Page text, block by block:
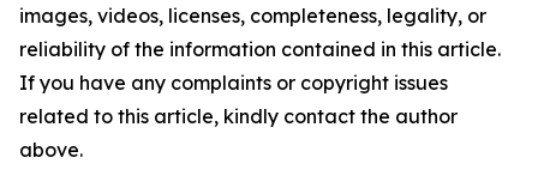
images, videos, licenses, completeness, legality, or
reliability of the information contained in this article.
If you have any complaints or copyright issues
related to this article, kindly contact the author
above.